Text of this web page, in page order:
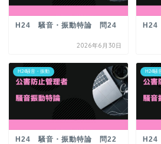
H24 騒音・振動特論 問24
2026年6月30日
H24騒音・振動
H24 騒音・振動特論 問22
H24騒